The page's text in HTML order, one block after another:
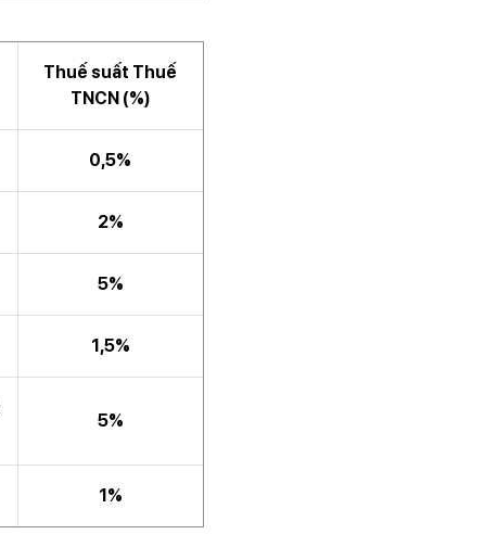
Thuế suất Thuế
TNCN (%)
0,5%
2%
5%
1,5%
5%
1%